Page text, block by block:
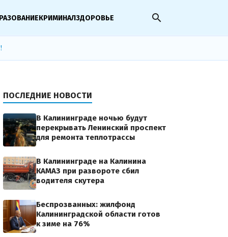
КРИМИНАЛЗДОРОВЬЕ search
ПОСЛЕДНИЕ НОВОСТИ
В Калининграде ночью будут
перекрывать Ленинский проспект
для ремонта теплотрассы
В Калининграде на Калинина
КАМАЗ при развороте сбил
водителя скутера
Беспрозванных: жилфонд
Калининградской области готов
к зиме на 76%